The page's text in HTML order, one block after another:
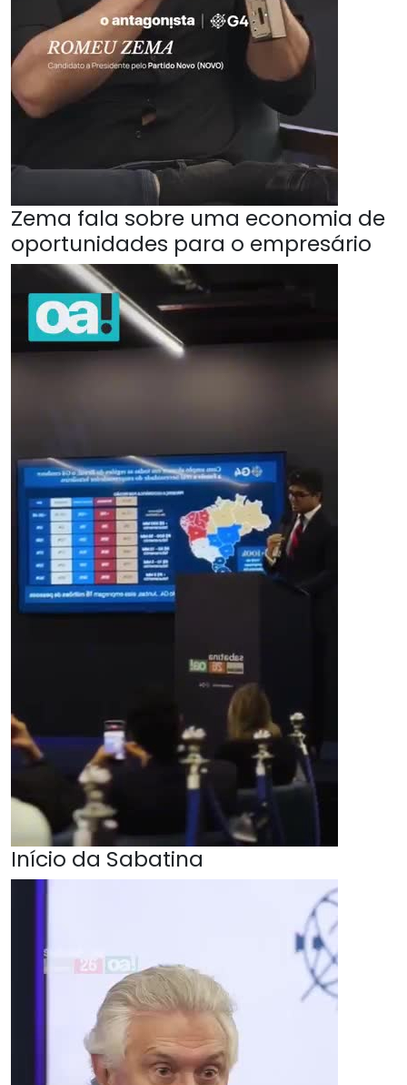
Zema fala sobre uma economia de
oportunidades para o empresário
Início da Sabatina